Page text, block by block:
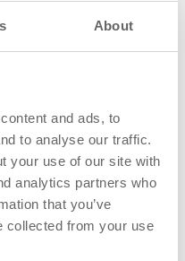
About
and ads, to
to analyse our traffic.
your use of our site with
analytics partners who
that you’ve
collected from your use
mit einem
und voll
oder
sind möglich. Es
angeschlossen
auch mit